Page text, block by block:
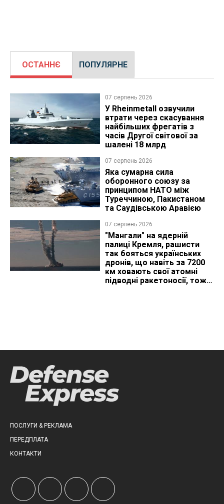
ОСТАННЄ ПОПУЛЯРНЕ
07 серпень 2026
У Rheinmetall озвучили
втрати через скасування
найбільших фрегатів з
часів Другої світової за
шалені 18 млрд
07 серпень 2026
Яка сумарна сила
оборонного союзу за
принципом НАТО між
Туреччиною, Пакистаном
та Саудівською Аравією
07 серпень 2026
"Мангали" на ядерній
палиці Кремля, рашисти
так бояться українських
дронів, що навіть за 7200
км ховають свої атомні
підводні ракетоносії, тож
ПОСЛУГИ & РЕКЛАМА
ПЕРЕДПЛАТА
КОНТАКТИ